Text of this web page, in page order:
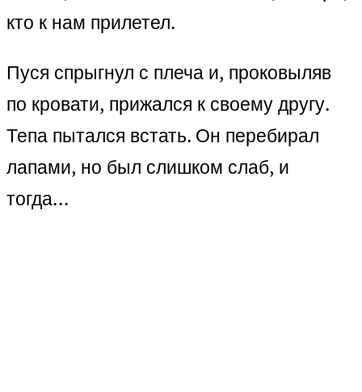
кто к нам прилетел.
Пуся спрыгнул с плеча и, проковыляв
по кровати, прижался к своему другу.
Тепа пытался встать. Он перебирал
лапами, но был слишком слаб, и
тогда…